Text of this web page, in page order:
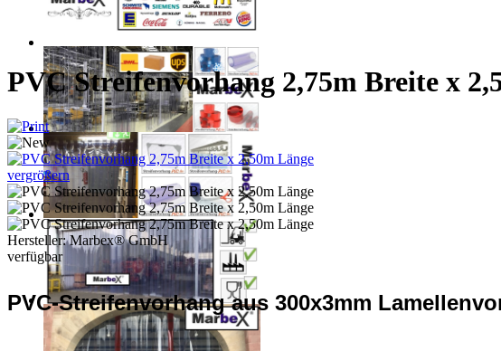
PVC Streifenvorhang 2,75m Breite x
vergrößern
Hersteller:Marbex® GmbH
verfügbar
PVC-Streifenvorhang aus 300x3mm